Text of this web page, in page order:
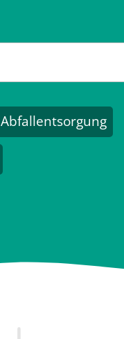
Abfallentsorgung